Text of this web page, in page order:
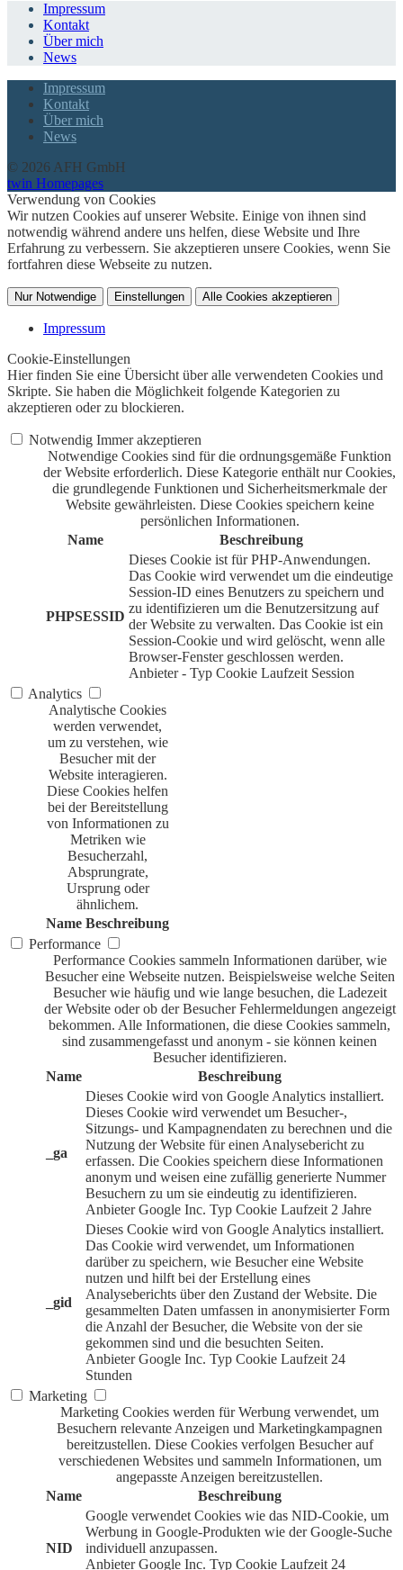
Impressum
Kontakt
Über mich
News
Impressum
Kontakt
Über mich
News
© 2026 AFH GmbH
twin Homepages
Verwendung von Cookies
Wir nutzen Cookies auf unserer Website. Einige von ihnen sind
notwendig während andere uns helfen, diese Website und Ihre
Erfahrung zu verbessern. Sie akzeptieren unsere Cookies, wenn Sie
fortfahren diese Webseite zu nutzen.
Nur Notwendige Einstellungen Alle Cookies akzeptieren
Impressum
Cookie-Einstellungen
Hier finden Sie eine Übersicht über alle verwendeten Cookies und
Skripte. Sie haben die Möglichkeit folgende Kategorien zu
akzeptieren oder zu blockieren.
Notwendig Immer akzeptieren
Notwendige Cookies sind für die ordnungsgemäße Funktion
der Website erforderlich. Diese Kategorie enthält nur Cookies,
die grundlegende Funktionen und Sicherheitsmerkmale der
Website gewährleisten. Diese Cookies speichern keine
persönlichen Informationen.
Name
Beschreibung
PHPSESSID
Dieses Cookie ist für PHP-Anwendungen.
Das Cookie wird verwendet um die eindeutige
Session-ID eines Benutzers zu speichern und
zu identifizieren um die Benutzersitzung auf
der Website zu verwalten. Das Cookie ist ein
Session-Cookie und wird gelöscht, wenn alle
Browser-Fenster geschlossen werden.
Anbieter - Typ Cookie Laufzeit Session
Analytics
Analytische Cookies
werden verwendet,
um zu verstehen, wie
Besucher mit der
Website interagieren.
Diese Cookies helfen
bei der Bereitstellung
von Informationen zu
Metriken wie
Besucherzahl,
Absprungrate,
Ursprung oder
ähnlichem.
Name Beschreibung
Performance
Performance Cookies sammeln Informationen darüber, wie
Besucher eine Webseite nutzen. Beispielsweise welche Seiten
Besucher wie häufig und wie lange besuchen, die Ladezeit
der Website oder ob der Besucher Fehlermeldungen angezeigt
bekommen. Alle Informationen, die diese Cookies sammeln,
sind zusammengefasst und anonym - sie können keinen
Besucher identifizieren.
Name
Beschreibung
_ga
Dieses Cookie wird von Google Analytics installiert.
Dieses Cookie wird verwendet um Besucher-,
Sitzungs- und Kampagnendaten zu berechnen und die
Nutzung der Website für einen Analysebericht zu
erfassen. Die Cookies speichern diese Informationen
anonym und weisen eine zufällig generierte Nummer
Besuchern zu um sie eindeutig zu identifizieren.
Anbieter Google Inc. Typ Cookie Laufzeit 2 Jahre
_gid
Dieses Cookie wird von Google Analytics installiert.
Das Cookie wird verwendet, um Informationen
darüber zu speichern, wie Besucher eine Website
nutzen und hilft bei der Erstellung eines
Analyseberichts über den Zustand der Website. Die
gesammelten Daten umfassen in anonymisierter Form
die Anzahl der Besucher, die Website von der sie
gekommen sind und die besuchten Seiten.
Anbieter Google Inc. Typ Cookie Laufzeit 24
Stunden
Marketing
Marketing Cookies werden für Werbung verwendet, um
Besuchern relevante Anzeigen und Marketingkampagnen
bereitzustellen. Diese Cookies verfolgen Besucher auf
verschiedenen Websites und sammeln Informationen, um
angepasste Anzeigen bereitzustellen.
Name
Beschreibung
NID
Google verwendet Cookies wie das NID-Cookie, um
Werbung in Google-Produkten wie der Google-Suche
individuell anzupassen.
Anbieter Google Inc. Typ Cookie Laufzeit 24